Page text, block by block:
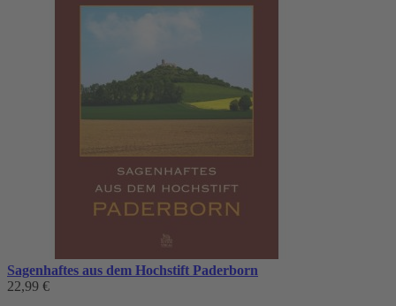
Sagenhaftes aus dem Hochstift Paderborn
22,99 €